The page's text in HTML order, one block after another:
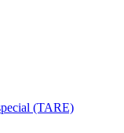
(TARE)